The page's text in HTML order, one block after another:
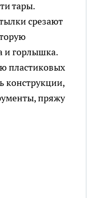
тары.
срезают
и горлышка.
пластиковых
конструкции,
пряжу